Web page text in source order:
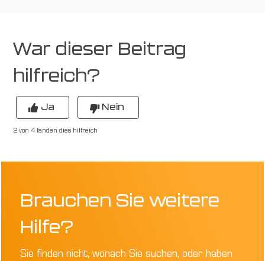
War dieser Beitrag
hilfreich?
Ja Nein
2 von 4 fanden dies hilfreich
Brauchen Sie weitere
Hilfe?
Sie finden nicht, wonach Sie suchen, oder haben